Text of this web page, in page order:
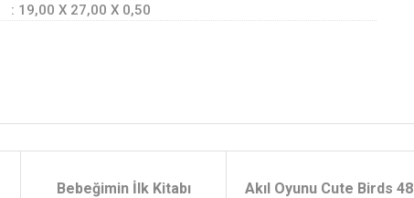
: 19,00 X 27,00 X 0,50
Bebeğimin İlk Kitabı
Akıl Oyunu Cute Birds 48